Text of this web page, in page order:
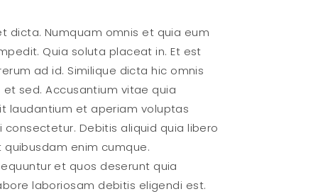
dicta. Numquam omnis et quia eum
Quia soluta placeat in. Et est
ad id. Similique dicta hic omnis
sed. Accusantium vitae quia
laudantium et aperiam voluptas
Debitis aliquid quia libero
enim cumque.
et quos deserunt quia
laboriosam debitis eligendi est.